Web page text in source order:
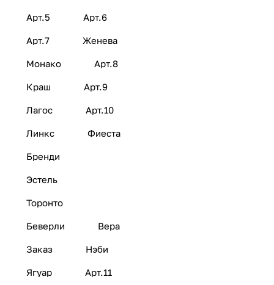
Арт.5 Арт.6
Арт.7 Женева
Монако Арт.8
Краш Арт.9
Лагос Арт.10
Линкс Фиеста
Бренди
Эстель
Торонто
Беверли Вера
Заказ Нэби
Ягуар Арт.11